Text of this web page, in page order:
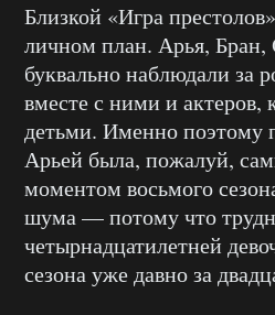
Близкой «Игра
личном план. Арья,
буквально наблюдали за
вместе с ними и актеров,
детьми. Именно поэтому
Арьей была, пожалуй,
моментом восьмого
шума — потому что
четырнадцатилетней
сезона уже давно за